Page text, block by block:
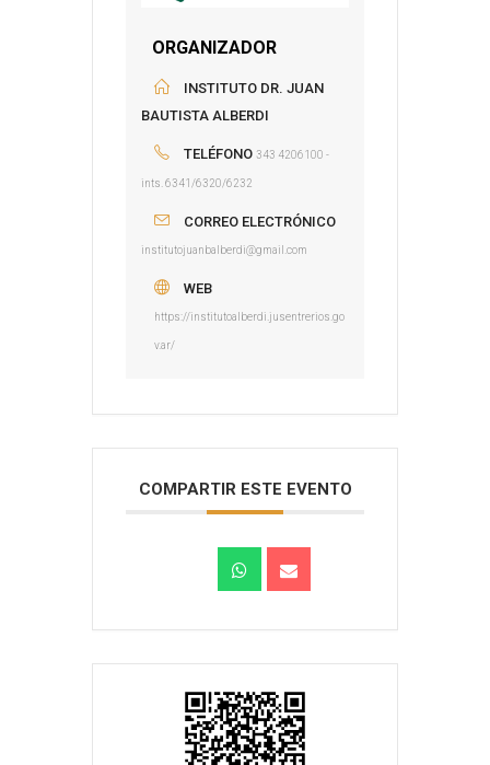
ORGANIZADOR
INSTITUTO DR. JUAN
BAUTISTA ALBERDI
TELÉFONO 343 4206100 -
ints. 6341/6320/6232
CORREO ELECTRÓNICO
institutojuanbalberdi@gmail.com
WEB
https://institutoalberdi.jusentrerios.go
v.ar/
COMPARTIR ESTE EVENTO